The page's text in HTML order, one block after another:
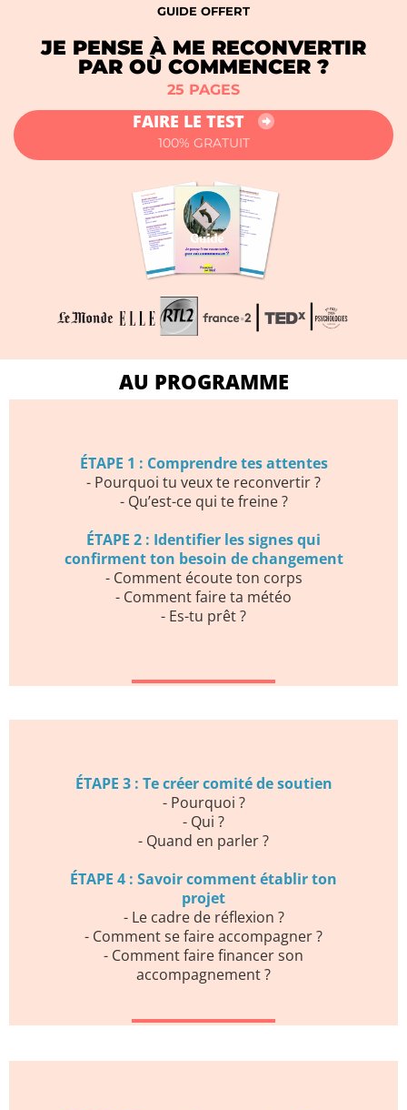
GUIDE OFFERT
JE PENSE À ME RECONVERTIR
PAR OÙ COMMENCER ?
25 PAGES
FAIRE LE TEST
100% GRATUIT
AU PROGRAMME
ÉTAPE 1 : Comprendre tes attentes
- Pourquoi tu veux te reconvertir ?
- Qu’est-ce qui te freine ?
ÉTAPE 2 : Identifier les signes qui
confirment ton besoin de changement
- Comment écoute ton corps
- Comment faire ta météo
- Es-tu prêt ?
ÉTAPE 3 : Te créer comité de soutien
- Pourquoi ?
- Qui ?
- Quand en parler ?
ÉTAPE 4 : Savoir comment établir ton
projet
- Le cadre de réflexion ?
- Comment se faire accompagner ?
- Comment faire financer son
accompagnement ?